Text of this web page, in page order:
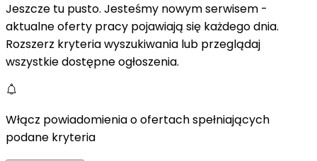
Jeszcze tu pusto. Jesteśmy nowym serwisem -
aktualne oferty pracy pojawiają się każdego dnia.
Rozszerz kryteria wyszukiwania lub przeglądaj
wszystkie dostępne ogłoszenia.
Włącz powiadomienia o ofertach spełniających
podane kryteria